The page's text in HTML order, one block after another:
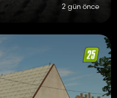
2 gün önce